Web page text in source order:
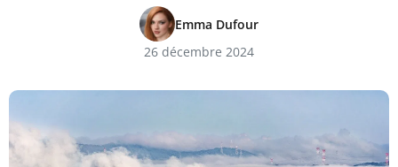
Emma Dufour
26 décembre 2024